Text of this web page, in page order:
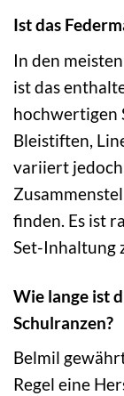
Ist das
In den
ist das
hochwertigen
Bleistiften,
variiert jedoch
finden. Es ist
Set-Inhaltung
Wie lange ist
Schulranzen?
Belmil
Regel eine